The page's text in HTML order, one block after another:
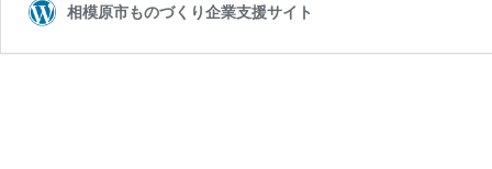
相模原市ものづくり企業支援サイト